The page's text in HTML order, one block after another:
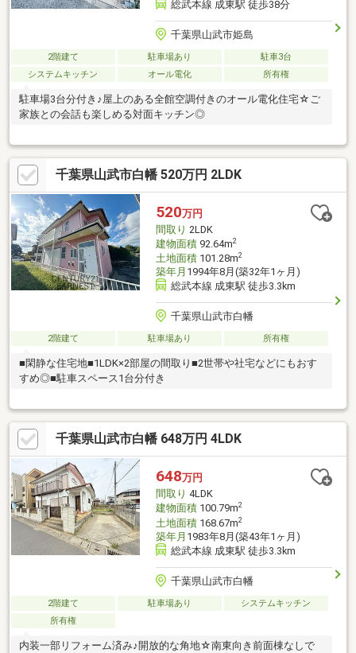
総武本線 成東駅 徒歩38分
千葉県山武市姫島
2階建て 駐車場あり
駐車3台
システムキッチン
オール電化 所有権
駐車場3台分付き♪屋上のある全館空調付きのオール電化住宅☆ご
家族との会話も楽しめる対面キッチン◎
千葉県山武市白幡 520万円 2LDK
520万円
間取り 2LDK
建物面積92.64m2
土地面積101.28m2
築年月 1994年8月(築32年1ヶ月)
総武本線 成東駅 徒歩3.3km
千葉県山武市白幡
2階建て 駐車場あり 所有権
■閑静な住宅地■1LDK×2部屋の間取り■2世帯や社宅などにもおす
すめ◎■駐車スペース1台分付き
千葉県山武市白幡 648万円 4LDK
648万円
間取り 4LDK
建物面積100.79m2
土地面積168.67m2
築年月 1983年8月(築43年1ヶ月)
総武本線 成東駅 徒歩3.3km
千葉県山武市白幡
2階建て 駐車場あり
システムキッチン
所有権
内装一部リフォーム済み♪開放的な角地☆南東向き前面棟なしで